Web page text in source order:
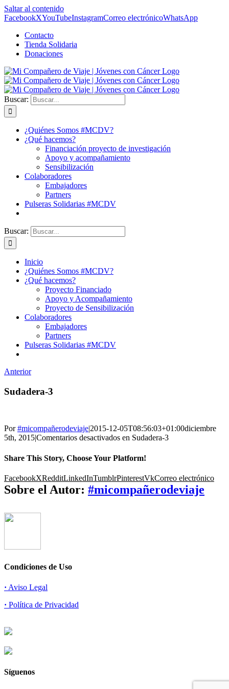
Saltar al contenido
FacebookXYouTubeInstagramCorreo electrónicoWhatsApp
Contacto
Tienda Solidaria
Donaciones
Buscar:
¿Quiénes Somos #MCDV?
¿Qué hacemos?
Financiación proyecto de investigación
Apoyo y acompañamiento
Sensibilización
Colaboradores
Embajadores
Partners
Pulseras Solidarias #MCDV
Buscar:
Inicio
¿Quiénes Somos #MCDV?
¿Qué hacemos?
Proyecto Financiado
Apoyo y Acompañamiento
Proyecto de Sensibilización
Colaboradores
Embajadores
Partners
Pulseras Solidarias #MCDV
Anterior
Sudadera-3
Por#micompañerodeviaje|2015-12-05T08:56:03+01:00diciembre
5th, 2015|Comentarios desactivados en Sudadera-3
Share This Story, Choose Your Platform!
FacebookXRedditLinkedInTumblrPinterestVkCorreo electrónico
Sobre el Autor: #micompañerodeviaje
Condiciones de Uso
· Aviso Legal
· Política de Privacidad
Síguenos